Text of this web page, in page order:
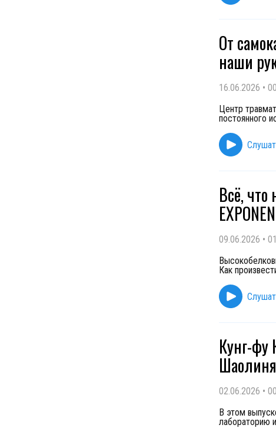
От
наши
16.06.2026 •
Центр
постоянного
Всё,
09.06.2026 •
Как
Кунг-фу
02.06.2026 •
В этом
лабораторию